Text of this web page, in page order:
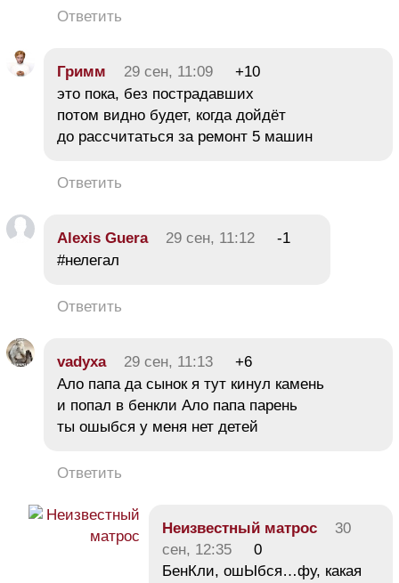
Ответить
Гримм 29 сен, 11:09
+10
это пока, без пострадавших
потом видно будет, когда дойдёт
до рассчитаться за ремонт 5 машин
Ответить
Alexis Guera 29 сен, 11:12
-1
#нелегал
Ответить
vadyxa 29 сен, 11:13
+6
Ало папа да сынок я тут кинул камень
и попал в бенкли Ало папа парень
ты ошыбся у меня нет детей
Ответить
Неизвестный матрос
30
сен, 12:35
0
БенКли, ошЫбся…фу, какая